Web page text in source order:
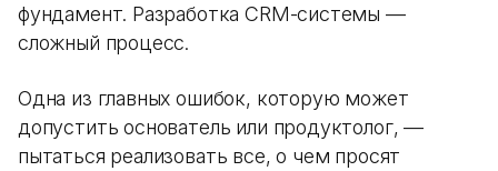
фундамент. Разработка CRM-системы —
сложный процесс.
Одна из главных ошибок, которую может
допустить основатель или продуктолог, —
пытаться реализовать все, о чем просят